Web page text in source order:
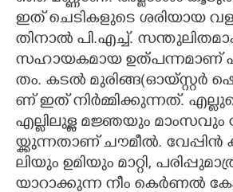
ഇ​ത് ചെ​ടി​ക​ളു​ടെ​ ശ​രി​യാ​യ​
തി​നാ​ൽ​ പി​.എ​ച്ച്.
സ​ഹാ​യ​ക​മാ​യ​ ഉ​ത്പ​ന്ന​മാ​ണ്
തം​. ക​ട​ൽ​ മു​രി​ങ്ങ​(​ഓ​യ്സ്റ്റ​ർ​
ണ് ഇ​ത് നി​ർ​മ്മി​ക്കു​ന്ന​ത്.
എ​ല്ലി​ലു​ള്ള​ മ​ജ്ഞ​യും​ മാം​സ​വും​
യ്ക്കു​ന്ന​താ​ണ് ചൗ​മീ​ൽ​.
ലി​യും​ ഉ​മി​യും​ മാ​റ്റി​,​
യാ​റാ​ക്കു​ന്ന​ നീം​ കെ​ർ​ണ​ൽ​